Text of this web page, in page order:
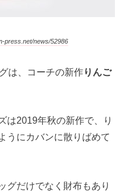
press.net/news/52986
は、コーチの新作りんご
は2019年秋の新作で、り
うにカバンに散りばめて
グだけでなく財布もあり